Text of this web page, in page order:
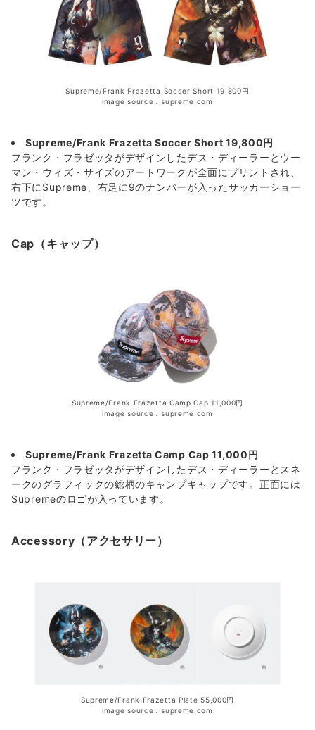
Supreme/Frank Frazetta Soccer Short 19,800円
image source：supreme.com
Supreme/Frank Frazetta Soccer Short 19,800円
フランク・フラゼッタがデザインしたデス・ディーラーとウー
マン・ウィズ・サイズのアートワークが全面にプリントされ、
右下にSupreme、右足に9のナンバーが入ったサッカーショー
ツです。
Cap（キャップ）
Supreme/Frank Frazetta Camp Cap 11,000円
image source：supreme.com
Supreme/Frank Frazetta Camp Cap 11,000円
フランク・フラゼッタがデザインしたデス・ディーラーとスネ
ークのグラフィックの総柄のキャンプキャップです。正面には
Supremeのロゴが入っています。
Accessory（アクセサリー）
Supreme/Frank Frazetta Plate 55,000円
image source：supreme.com